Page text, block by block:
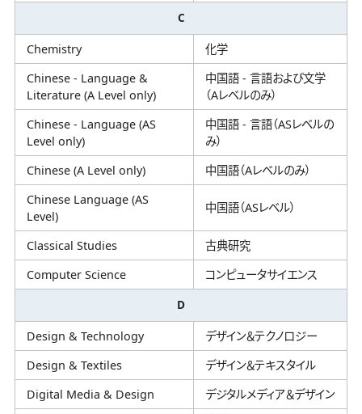
C
Chemistry
化学
Chinese - Language &
Literature (A Level only)
中国語 - 言語および文学
（Aレベルのみ）
Chinese - Language (AS
Level only)
中国語 - 言語（ASレベルの
み）
Chinese (A Level only)
中国語（Aレベルのみ）
Chinese Language (AS
Level)
中国語（ASレベル）
Classical Studies
古典研究
Computer Science
コンピュータサイエンス
D
Design & Technology
デザイン＆テクノロジー
Design & Textiles
デザイン＆テキスタイル
Digital Media & Design
デジタルメディア＆デザイン